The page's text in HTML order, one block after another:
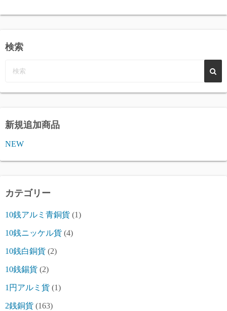
検索
新規追加商品
NEW
カテゴリー
10銭アルミ青銅貨 (1)
10銭ニッケル貨 (4)
10銭白銅貨 (2)
10銭錫貨 (2)
1円アルミ貨 (1)
2銭銅貨 (163)